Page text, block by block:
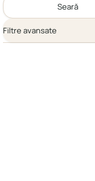
Seară
Filtre avansate